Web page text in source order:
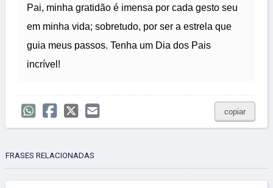
Pai, minha gratidão é imensa por cada gesto seu
em minha vida; sobretudo, por ser a estrela que
guia meus passos. Tenha um Dia dos Pais
incrível!
copiar
FRASES RELACIONADAS